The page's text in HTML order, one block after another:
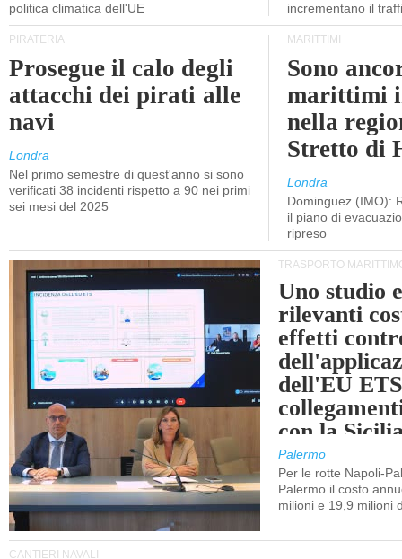
politica climatica dell'UE
incrementano il
PIRATERIA
Prosegue il calo degli
attacchi dei pirati alle
navi
Londra
Nel primo semestre di quest'anno si sono
verificati 38 incidenti rispetto a 90 nei primi
sei mesi del 2025
MARITTIMI
Sono
marittimi
nella
Stretto di
Londra
Dominguez (IMO):
il piano di
ripreso
TRASPORTO
Uno studio
rilevanti
effetti
dell'EU
con la
Palermo
Per le rotte Napoli-
Palermo il costo
milioni e 19,9 milioni
CANTIERI NAVALI